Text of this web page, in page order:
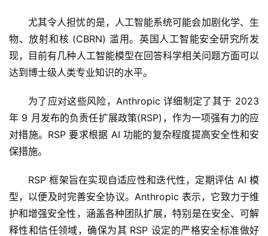
尤其令人担忧的是，人工智能系统可能会加剧化学、生
物、放射和核 (CBRN) 滥用。英国人工智能安全研究所发
现，目前有几种人工智能模型在回答科学相关问题方面可以
达到博士级人类专业知识的水平。
为了应对这些风险，Anthropic 详细制定了​​其于 2023
年 9 月发布的负责任扩展政策(RSP)，作为一项强有力的应
对措施。RSP 要求根据 AI 功能的复杂程度提高安全性和安
保措施。
RSP 框架旨在实现自适应性和迭代性，定期评估 AI 模
型，以便及时完善安全协议。Anthropic 表示，它致力于维
护和增强安全性，涵盖各种团队扩展，特别是在安全、可解
释性和信任领域，确保为其 RSP 设定的严格安全标准做好